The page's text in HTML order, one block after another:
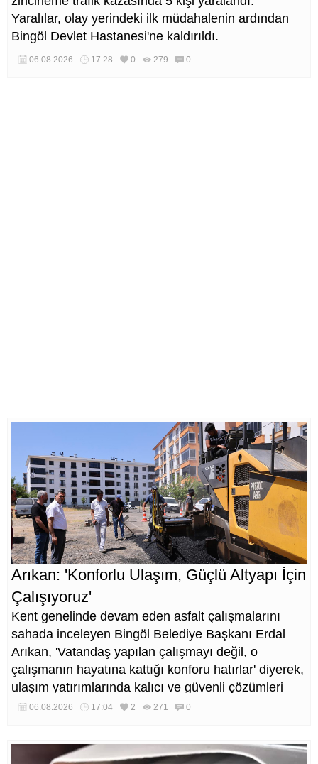
Yaralılar, olay yerindeki ilk müdahalenin ardından
Bingöl Devlet Hastanesi'ne kaldırıldı.
06.08.2026 17:28 0 279 0
Arıkan: 'Konforlu Ulaşım, Güçlü Altyapı İçin
Çalışıyoruz'
Kent genelinde devam eden asfalt çalışmalarını
sahada inceleyen Bingöl Belediye Başkanı Erdal
Arıkan, 'Vatandaş yapılan çalışmayı değil, o
çalışmanın hayatına kattığı konforu hatırlar' diyerek,
ulaşım yatırımlarında kalıcı ve güvenli çözümleri
öncelediklerini söyledi. Arıkan, bu sezon yaklaşık 40
06.08.2026 17:04 2 271 0